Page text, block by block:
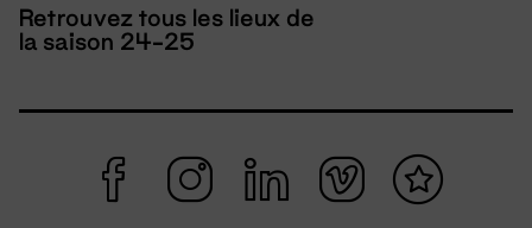
Retrouvez tous les lieux de
la saison 24-25